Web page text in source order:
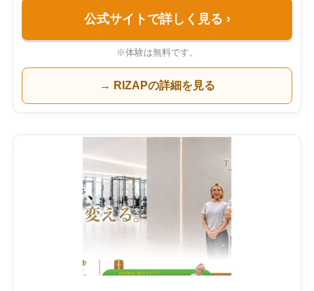
公式サイトで詳しく見る ›
※体験は無料です。
→ RIZAPの詳細を見る